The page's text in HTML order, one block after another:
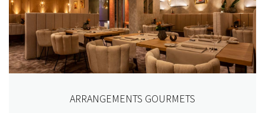
ARRANGEMENTS GOURMETS